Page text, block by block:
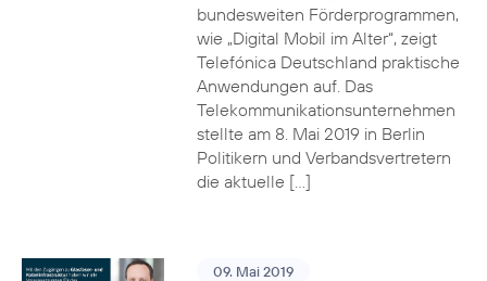
bundesweiten Förderprogrammen,
wie „Digital Mobil im Alter“, zeigt
Telefónica Deutschland praktische
Anwendungen auf. Das
Telekommunikationsunternehmen
stellte am 8. Mai 2019 in Berlin
Politikern und Verbandsvertretern
die aktuelle […]
09. Mai 2019